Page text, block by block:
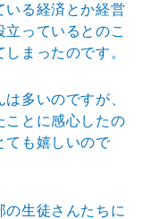
いる経済とか経営
っているとのこ
まったのです。
多いのですが、
ことに感心したの
ても嬉しいので
生徒さんたちに